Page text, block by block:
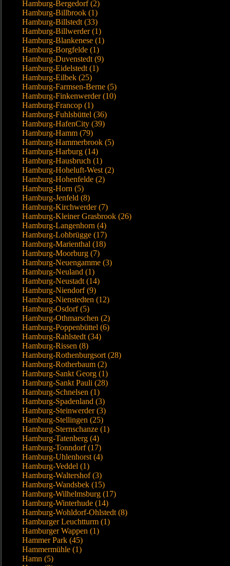
Hamburg-Bergedorf (2)
Hamburg-Billbrook (1)
Hamburg-Billstedt (33)
Hamburg-Billwerder (1)
Hamburg-Blankenese (1)
Hamburg-Borgfelde (1)
Hamburg-Duvenstedt (9)
Hamburg-Eidelstedt (1)
Hamburg-Eilbek (25)
Hamburg-Farmsen-Berne (5)
Hamburg-Finkenwerder (10)
Hamburg-Francop (1)
Hamburg-Fuhlsbüttel (36)
Hamburg-HafenCity (39)
Hamburg-Hamm (79)
Hamburg-Hammerbrook (5)
Hamburg-Harburg (14)
Hamburg-Hausbruch (1)
Hamburg-Hoheluft-West (2)
Hamburg-Hohenfelde (2)
Hamburg-Horn (5)
Hamburg-Jenfeld (8)
Hamburg-Kirchwerder (7)
Hamburg-Kleiner Grasbrook (26)
Hamburg-Langenhorn (4)
Hamburg-Lohbrügge (17)
Hamburg-Marienthal (18)
Hamburg-Moorburg (7)
Hamburg-Neuengamme (3)
Hamburg-Neuland (1)
Hamburg-Neustadt (14)
Hamburg-Niendorf (9)
Hamburg-Nienstedten (12)
Hamburg-Osdorf (5)
Hamburg-Othmarschen (2)
Hamburg-Poppenbüttel (6)
Hamburg-Rahlstedt (34)
Hamburg-Rissen (8)
Hamburg-Rothenburgsort (28)
Hamburg-Rotherbaum (2)
Hamburg-Sankt Georg (1)
Hamburg-Sankt Pauli (28)
Hamburg-Schnelsen (1)
Hamburg-Spadenland (3)
Hamburg-Steinwerder (3)
Hamburg-Stellingen (25)
Hamburg-Sternschanze (1)
Hamburg-Tatenberg (4)
Hamburg-Tonndorf (17)
Hamburg-Uhlenhorst (4)
Hamburg-Veddel (1)
Hamburg-Waltershof (3)
Hamburg-Wandsbek (15)
Hamburg-Wilhelmsburg (17)
Hamburg-Winterhude (14)
Hamburg-Wohldorf-Ohlstedt (8)
Hamburger Leuchtturm (1)
Hamburger Wappen (1)
Hammer Park (45)
Hammermühle (1)
Hamn (5)